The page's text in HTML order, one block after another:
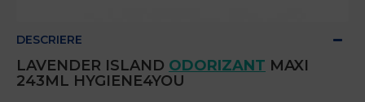
DESCRIERE
LAVENDER ISLAND ODORIZANT MAXI
243ML HYGIENE4YOU